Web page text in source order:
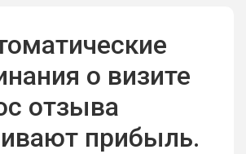
о визите
отзыва
прибыль.